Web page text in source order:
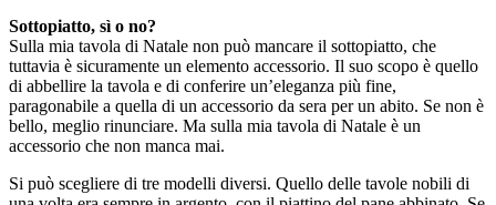
Sottopiatto, sì o no?
Sulla mia tavola di Natale non può mancare il sottopiatto, che
tuttavia è sicuramente un elemento accessorio. Il suo scopo è quello
di abbellire la tavola e di conferire un’eleganza più fine,
paragonabile a quella di un accessorio da sera per un abito. Se non è
bello, meglio rinunciare. Ma sulla mia tavola di Natale è un
accessorio che non manca mai.
Si può scegliere di tre modelli diversi. Quello delle tavole nobili di